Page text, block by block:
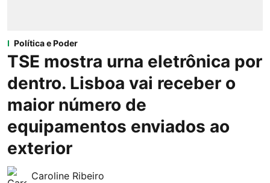
Política e Poder
TSE mostra urna eletrônica por
dentro. Lisboa vai receber o
maior número de
equipamentos enviados ao
exterior
Caroline Ribeiro